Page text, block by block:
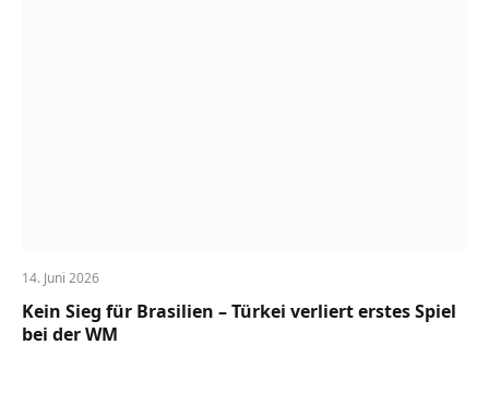
14. Juni 2026
Kein Sieg für Brasilien – Türkei verliert erstes Spiel
bei der WM